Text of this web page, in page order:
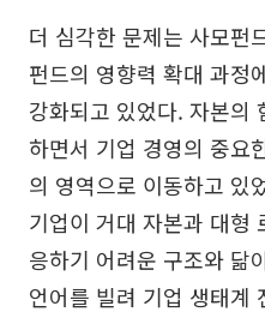
더 심각한 문제는 사모펀
펀드의 영향력 확대 과정
강화되고 있었다. 자본의
하면서 기업 경영의 중요
의 영역으로 이동하고 있
기업이 거대 자본과 대형
응하기 어려운 구조와 닮
언어를 빌려 기업 생태계